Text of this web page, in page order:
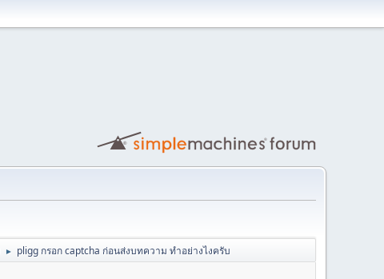
► pligg กรอก captcha ก่อนส่งบทความ ทำอย่างไงครับ